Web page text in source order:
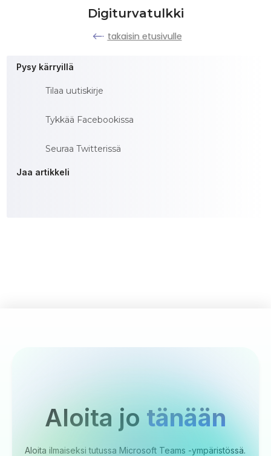
Digiturvatulkki
takaisin etusivulle
Pysy kärryillä
Tilaa uutiskirje
Tykkää Facebookissa
Seuraa Twitterissä
Jaa artikkeli
Aloita jo tänään
Aloita ilmaiseksi tutussa Microsoft Teams -ympäristössä.